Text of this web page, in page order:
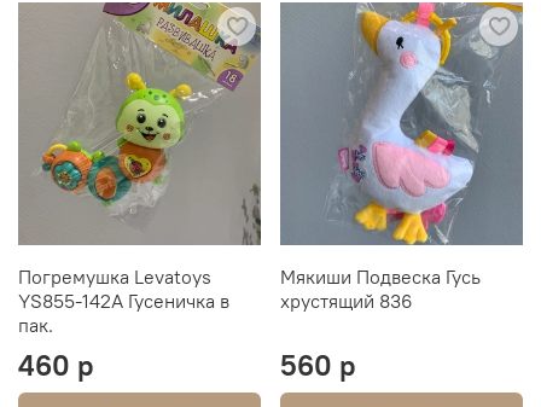
Погремушка Levatoys
YS855-142A Гусеничка в
пак.
460 р
Мякиши Подвеска Гусь
хрустящий 836
560 р